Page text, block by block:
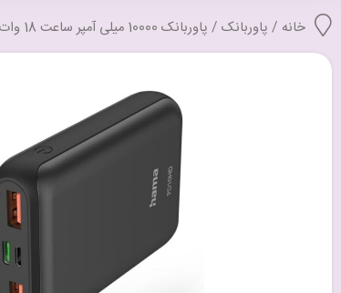
خانه / پاوربانک / پاوربانک 10000 میلی آمپر ساعت 18 وات هاما مدل PD10-HD-187261 با گارانتی 18 ماهه شرکتی